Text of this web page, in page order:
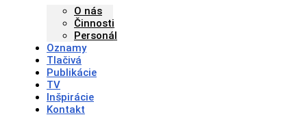
O nás
Činnosti
Personál
Oznamy
Tlačivá
Publikácie
TV
Inšpirácie
Kontakt